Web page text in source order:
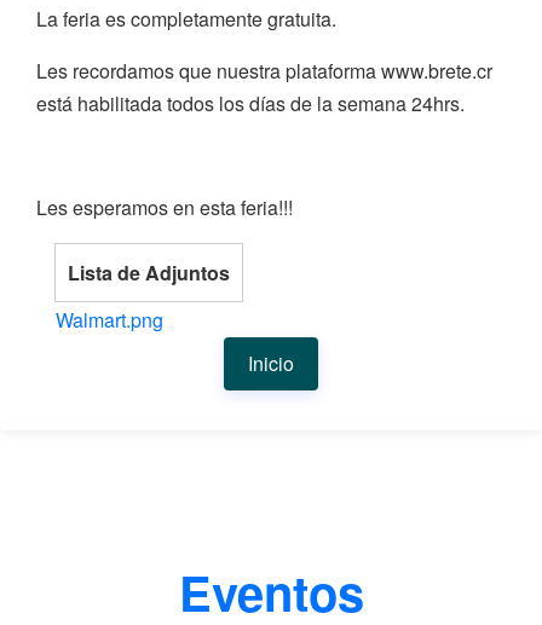
La feria es completamente gratuita.
Les recordamos que nuestra plataforma www.brete.cr
está habilitada todos los días de la semana 24hrs.
Les esperamos en esta feria!!!
Lista de Adjuntos
Walmart.png
Inicio
Eventos